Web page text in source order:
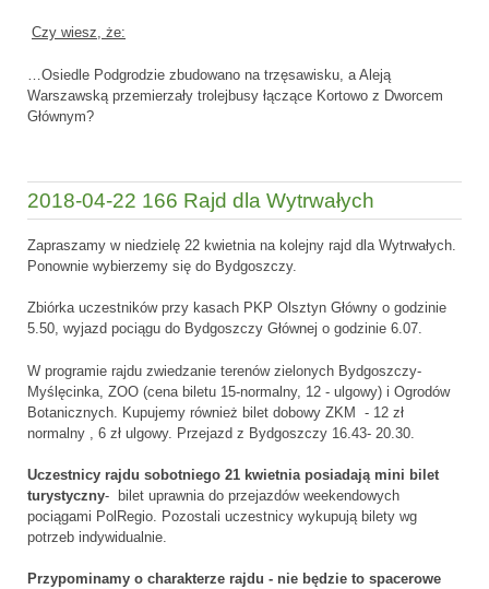
Czy wiesz, że:
…Osiedle Podgrodzie zbudowano na trzęsawisku, a Aleją
Warszawską przemierzały trolejbusy łączące Kortowo z Dworcem
Głównym?
2018-04-22 166 Rajd dla Wytrwałych
Zapraszamy w niedzielę 22 kwietnia na kolejny rajd dla Wytrwałych.
Ponownie wybierzemy się do Bydgoszczy.
Zbiórka uczestników przy kasach PKP Olsztyn Główny o godzinie
5.50, wyjazd pociągu do Bydgoszczy Głównej o godzinie 6.07.
W programie rajdu zwiedzanie terenów zielonych Bydgoszczy-
Myślęcinka, ZOO (cena biletu 15-normalny, 12 - ulgowy) i Ogrodów
Botanicznych. Kupujemy również bilet dobowy ZKM - 12 zł
normalny , 6 zł ulgowy. Przejazd z Bydgoszczy 16.43- 20.30.
Uczestnicy rajdu sobotniego 21 kwietnia posiadają mini bilet
turystyczny- bilet uprawnia do przejazdów weekendowych
pociągami PolRegio. Pozostali uczestnicy wykupują bilety wg
potrzeb indywidualnie.
Przypominamy o charakterze rajdu - nie będzie to spacerowe